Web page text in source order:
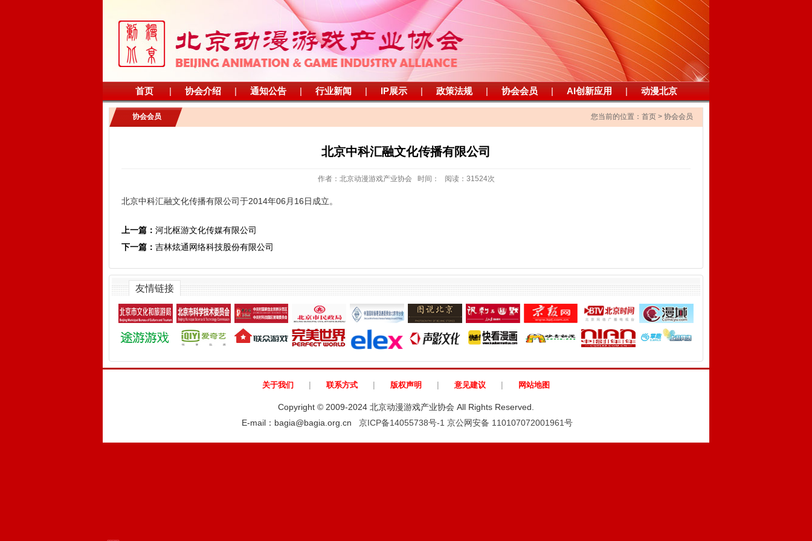
首页 | 协会介绍 | 通知公告 | 行业新闻 | IP展示 | 政策法规 | 协会会员 | AI创新应用 | 动漫北京
协会会员 您当前的位置： 首页 > 协会会员
北京中科汇融文化传播有限公司
作者：北京动漫游戏产业协会 时间： 阅读：31524次
北京中科汇融文化传播有限公司于2014年06月16日成立。
上一篇： 河北枢游文化传媒有限公司
下一篇： 吉林炫通网络科技股份有限公司
友情链接
关于我们 | 联系方式 | 版权声明 | 意见建议 | 网站地图
Copyright © 2009-2024 北京动漫游戏产业协会 All Rights Reserved.
E-mail：bagia@bagia.org.cn 京ICP备14055738号-1 京公网安备 110107072001961号